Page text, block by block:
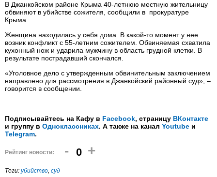
В Джанкойском районе Крыма 40-летнюю местную жительницу
обвиняют в убийстве сожителя, сообщили в прокуратуре
Крыма.
Женщина находилась у себя дома. В какой-то момент у нее
возник конфликт с 55-летним сожителем. Обвиняемая схватила
кухонный нож и ударила мужчину в область грудной клетки. В
результате пострадавший скончался.
«Уголовное дело с утвержденным обвинительным заключением
направлено для рассмотрения в Джанкойский районный суд», –
говорится в сообщении.
Подписывайтесь на Кафу в Facebook, страницу ВКонтакте
и группу в Одноклассниках. А также на канал Youtube и
Telegram.
Рейтинг новости: - 0 +
Теги: убийство, суд